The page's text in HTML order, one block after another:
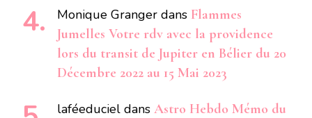
Monique Granger dans Flammes
Jumelles Votre rdv avec la providence
lors du transit de Jupiter en Bélier du 20
Décembre 2022 au 15 Mai 2023
laféeduciel dans Astro Hebdo Mémo du